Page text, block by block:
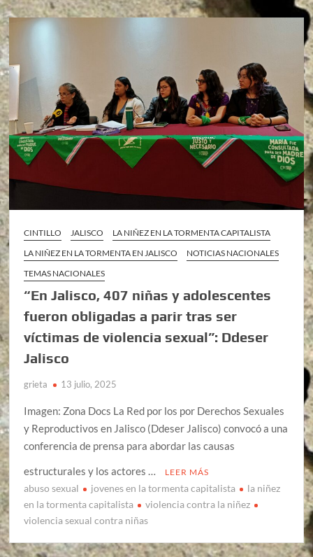
CINTILLO JALISCO
LA NIÑEZ EN LA TORMENTA CAPITALISTA
LA NIÑEZ EN LA TORMENTA EN JALISCO
NOTICIAS NACIONALES
TEMAS NACIONALES
“En Jalisco, 407 niñas y adolescentes
fueron obligadas a parir tras ser
víctimas de violencia sexual”: Ddeser
Jalisco
grieta 13 julio, 2025
Imagen: Zona Docs La Red por los por Derechos Sexuales
y Reproductivos en Jalisco (Ddeser Jalisco) convocó a una
conferencia de prensa para abordar las causas
estructurales y los actores …
LEER MÁS
abuso sexual jovenes en la tormenta capitalista
la niñez
en la tormenta capitalista
violencia contra la niñez
violencia sexual contra niñas